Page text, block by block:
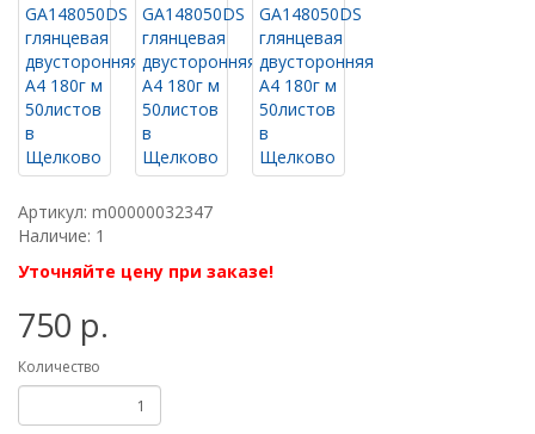
Артикул: m00000032347
Наличие: 1
Уточняйте цену при заказе!
750 р.
Количество